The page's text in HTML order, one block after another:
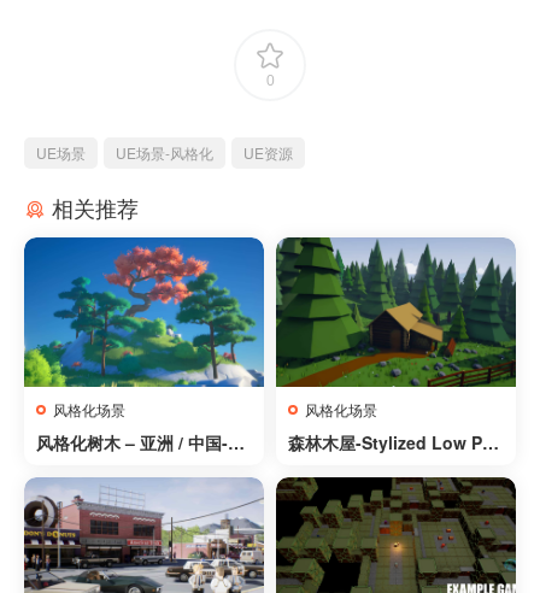
0
UE场景 UE场景-风格化 UE资源
相关推荐
风格化场景
风格化树木 – 亚洲 / 中国-St
风格化场景
森林木屋-Stylized Low Pol